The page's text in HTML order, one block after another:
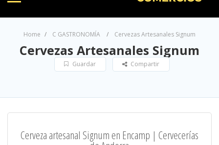
Home C GASTRONOMÍA Cervezas Artesanales Signum
Cervezas Artesanales Signum
Guardar Compartir
Cerveza artesanal Signum en Encamp | Cervecerías